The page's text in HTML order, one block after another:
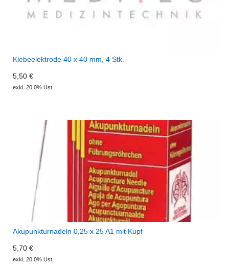
Klebeelektrode 40 x 40 mm, 4 Stk.
5,50 €
exkl. 20,0% Ust
Akupunkturnadeln 0,25 x 25 A1 mit Kupf
5,70 €
exkl. 20,0% Ust